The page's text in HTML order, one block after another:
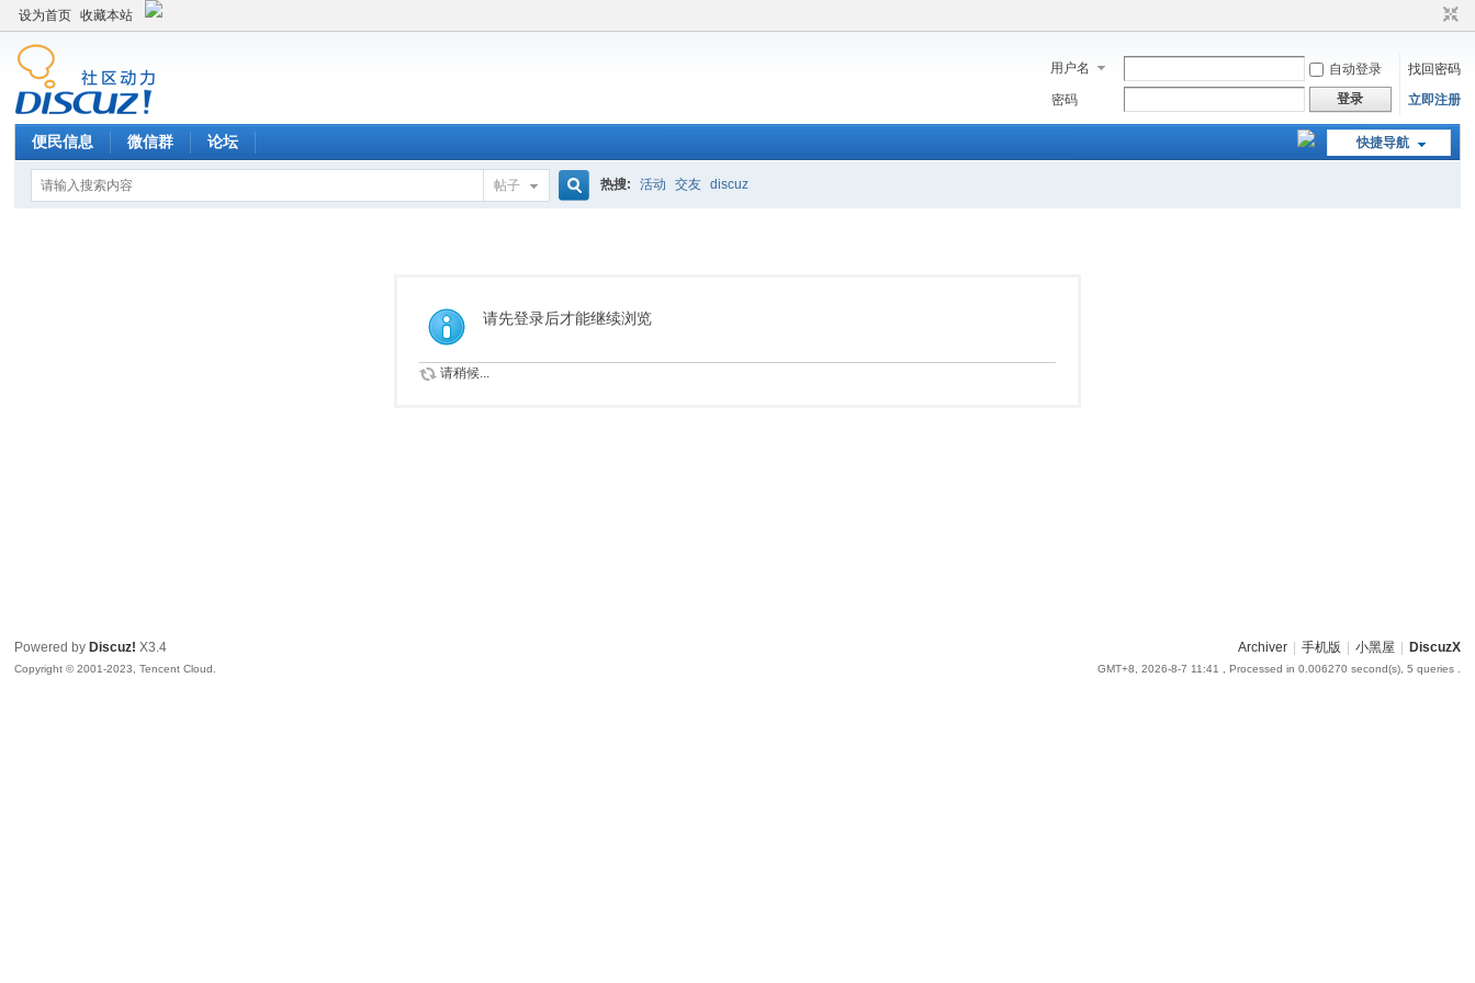
设为首页 收藏本站
用户名 自动登录
找回密码
密码
登录 立即注册
快捷导航
便民信息 微信群 论坛
帖子
索
热搜: 活动 交友 discuz
请先登录后才能继续浏览
请稍候...
Archiver 手机版 小黑屋 DiscuzX
GMT+8, 2026-8-7 11:41 , Processed in 0.006270 second(s), 5 queries .
Powered by Discuz! X3.4
Copyright © 2001-2023, Tencent Cloud.